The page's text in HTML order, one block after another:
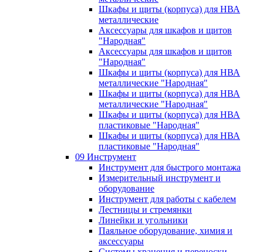
Шкафы и щиты (корпуса) для НВА
металлические
Аксессуары для шкафов и щитов
"Народная"
Аксессуары для шкафов и щитов
"Народная"
Шкафы и щиты (корпуса) для НВА
металлические "Народная"
Шкафы и щиты (корпуса) для НВА
металлические "Народная"
Шкафы и щиты (корпуса) для НВА
пластиковые "Народная"
Шкафы и щиты (корпуса) для НВА
пластиковые "Народная"
09 Инструмент
Инструмент для быстрого монтажа
Измерительный инструмент и
оборудование
Инструмент для работы с кабелем
Лестницы и стремянки
Линейки и угольники
Паяльное оборудование, химия и
аксессуары